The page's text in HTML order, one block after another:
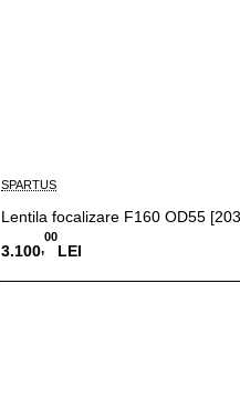
SPARTUS
Lentila focalizare F160 OD55
3.100,
00
LEI